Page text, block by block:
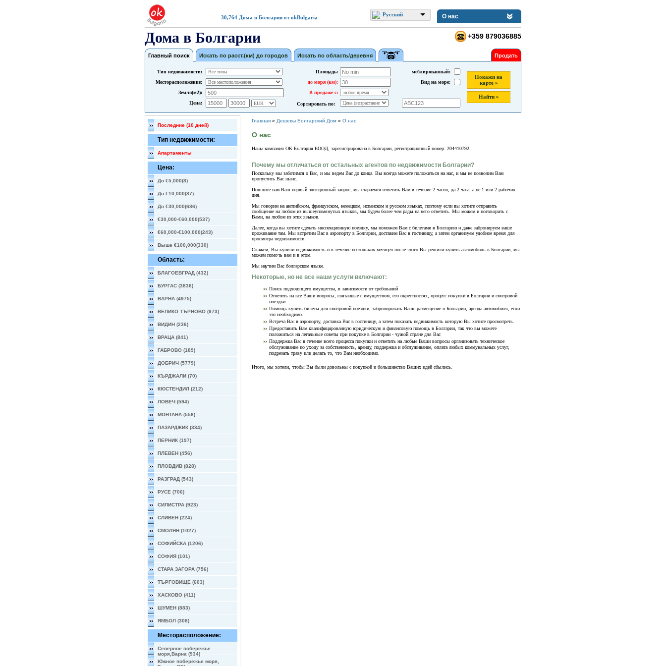
30,764 Дома в Болгарии от okBulgaria Русский О нас
Дома в Болгарии +359 879036885
Главный поиск Искать по расст.(км) до городов Искать по область/деревня Продать
Тип недвижимости: Площадь: меблированный:
Покажи на
карте »
Найти »
Месторасположение: до моря (км):
Вид на море:
Земля(м2):
В продаже с:
Цена:
Сортировать по:
Последние (10 дней)
Тип недвижимости:
Апартаменты
Цена:
До €5,000(8)
До €10,000(87)
До €30,000(686)
€30,000-€60,000(537)
€60,000-€100,000(243)
Выше €100,000(330)
Область:
БЛАГОЕВГРАД (432)
БУРГАС (3836)
ВАРНА (4975)
ВЕЛИКО ТЪРНОВО (973)
ВИДИН (236)
ВРАЦА (841)
ГАБРОВО (189)
ДОБРИЧ (5779)
КЪРДЖАЛИ (70)
КЮСТЕНДИЛ (212)
ЛОВЕЧ (594)
МОНТАНА (556)
ПАЗАРДЖИК (334)
ПЕРНИК (197)
ПЛЕВЕН (456)
ПЛОВДИВ (828)
РАЗГРАД (543)
РУСЕ (706)
СИЛИСТРА (923)
СЛИВЕН (224)
СМОЛЯН (1027)
СОФИЙСКА (1206)
СОФИЯ (101)
СТАРА ЗАГОРА (756)
ТЪРГОВИЩЕ (603)
ХАСКОВО (411)
ШУМЕН (883)
ЯМБОЛ (308)
Месторасположение:
Северное побережье
моря,Варна (934)
Южное побережье моря,
Главная » Дешевы Болгарский Дом » О нас
О нас
Наша компания OK България ЕООД, зарегистрирована в Болгарии, регистрационный номер: 204410792.
Почему мы отличаться от остальных агентов по недвижимости Болгарии?
Поскольку мы заботимся о Вас, и мы ведем Вас до конца. Вы всегда можете положиться на нас, и мы не позволим Вам
пропустить Вас шанс.
Пошлите нам Ваш первый электронный запрос, мы стараемся ответить Вам в течение 2 часов, да 2 часа, а не 1 или 2 рабочих
дня.
Мы говорим на английском, французском, немецком, испанском и русском языках, поэтому если вы хотите отправить
сообщение на любом из вышеупомянутых языков, мы будем более чем рады на него ответить. Мы можем и поговорить с
Вами, на любом из этих языков.
Далее, когда вы хотите сделать инспекционную поездку, мы поможем Вам с билетами в Болгарию и даже забронируем ваше
проживание там. Мы встретим Вас в аэропорту в Болгарии, доставим Вас в гостиницу, а затем организуем удобное время для
просмотра недвижимости.
Скажем, Вы купили недвижимость и в течение нескольких месяцев после этого Вы решили купить автомобиль в Болгарии, мы
можем помочь вам и в этом.
Мы научим Вас болгарском языке.
Некоторые, но не все наши услуги включают:
Поиск подходящего имущества, в зависимости от требований
Ответить на все Ваши вопросы, связанные с имуществом, его окрестностях, процесс покупки в Болгарии и смотровой
поездки
Помощь купить билеты для смотровой поездки, забронировать Ваше размещение в Болгарии, аренда автомобиля, если
это необходимо.
Встреча Вас в аэропорту, доставка Вас в гостиницу, а затем показать недвижимость которую Вы хотите просмотреть.
Предоставить Вам квалифицированную юридическую и финансовую помощь в Болгарии, так что вы можете
положиться на легальные советы при покупке в Болгарии - чужой стране для Вас
Поддержка Вас в течение всего процесса покупки и ответить на любые Ваши вопросы организовать техническое
обслуживание по уходу за собственность, аренду, поддержка и обслуживание, оплата любых коммунальных услуг,
подрезать траву или делать то, что Вам необходимо.
Итого, мы хотели, чтобы Вы были довольны с покупкой и большинство Ваших идей сбылись.